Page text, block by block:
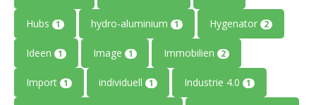
Hubs 1 hydro-aluminium 1 Hygenator 2
Ideen 1 Image 1 Immobilien 2
Import 1 individuell 1 Industrie 4.0 1